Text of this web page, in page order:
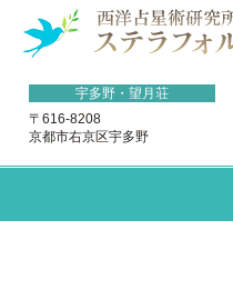
宇多野・望月荘
〒616-8208
京都市右京区宇多野